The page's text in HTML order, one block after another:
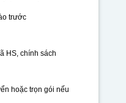
trước
HS, chính sách
hoặc trọn gói nếu